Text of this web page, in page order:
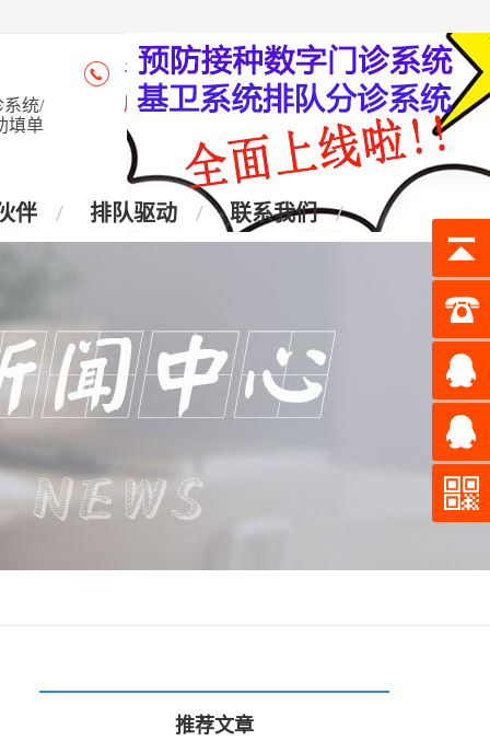
系统/
填单
咨询热线：4006-028-965
座 机：028-87438905
伴 排队驱动 联系我们
推荐文章